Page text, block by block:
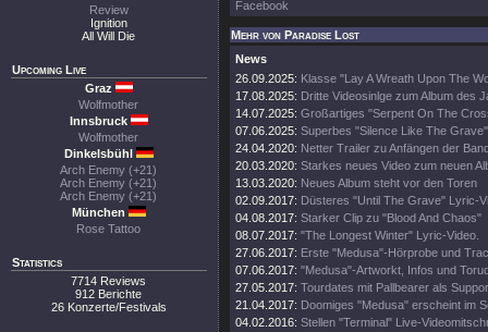
Review
Ignition
All Will Die
Upcoming Live
Graz
Wolfmother
Innsbruck
Wolfmother
Dinkelsbühl
Arch Enemy (+21)
Arch Enemy (+21)
Arch Enemy (+21)
München
Rose Tattoo
Statistics
7714 Reviews
912 Berichte
26 Konzerte/Festivals
Facebook
Mehr von Paradise Lost
News
26.09.2025: Klasse "Lay A Wreath Upon The
17.08.2025: Dritte Videosinlge zum Album des
14.07.2025: Großartiges "Serpent On The
07.06.2025: Superbes "Silence Like The
24.04.2020: Netter Trailer zu Anfängen der
20.03.2020: Starkes neues Video zum neuen
13.03.2020: Neues Album steht vor den Toren
02.09.2017: Düsteres "Until The Grave" Lyric-
04.08.2017: Starker Clip zu "Blood And Chaos"
08.07.2017: "The Longest Winter" Lyric-Video.
27.06.2017: Erste "Medusa"-Hörprobe und
07.06.2017: "Medusa"-Artworkt, Infos und
27.05.2017: Tourdates mit Pallbearer als
21.04.2017: Doomiges "Medusa" erscheint im
04.02.2016: Stellen "Terminal" Live-